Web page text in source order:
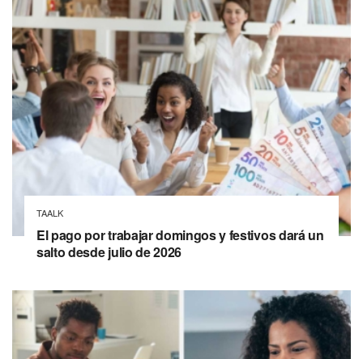
TAALK
El pago por trabajar domingos y festivos dará un
salto desde julio de 2026